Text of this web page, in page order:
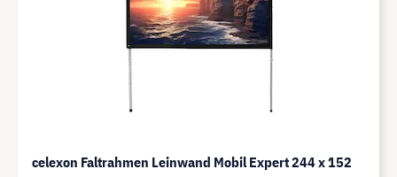
celexon Faltrahmen Leinwand Mobil Expert 244 x 152